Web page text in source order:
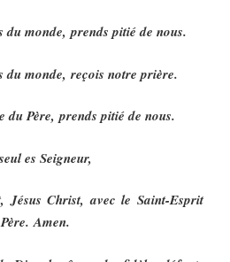
du monde, prends pitié de nous.
du monde, reçois notre prière.
du Père, prends pitié de nous.
es Seigneur,
Jésus Christ, avec le Saint-Esprit
Amen.